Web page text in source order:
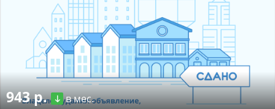
943 р. в мес.